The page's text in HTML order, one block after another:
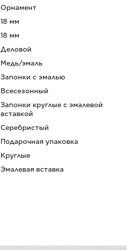
Орнамент
18 мм
18 мм
Деловой
Медь/эмаль
Запонки с эмалью
Всесезонный
Запонки круглые с эмалевой
вставкой
Серебристый
Подарочная упаковка
Круглые
Эмалевая вставка